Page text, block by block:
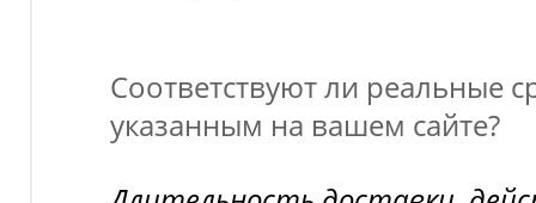
Соответствуют ли реальные
указанным на вашем сайте?